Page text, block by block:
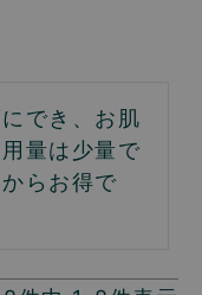
でき、お肌
量は少量で
らお得で